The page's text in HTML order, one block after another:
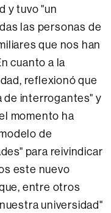
y tuvo "un
las personas de
que nos han
cuanto a la
reflexionó que
de interrogantes" y
momento ha
de
para reivindicar
este nuevo
entre otros
universidad"